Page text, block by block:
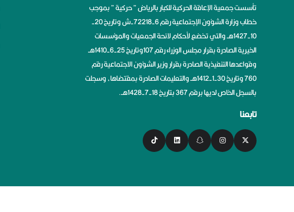
تأسست جمعية الإعاقة الحركية للكبار بالرياض ” حركية ” بموجب
خطاب وزارة الشؤون الإجتماعية رقم 6-72218-ش وتاريخ 20-
10-1427هــ والتي تخضع لأحكام لائحة الجمعيات والمؤسسات
الخيرية الصادرة بقرار مجلس الوزراء رقم 107وتاريخ 25-6-1410هــ
وقواعدها التنفيذية الصادرة بقرار وزير الشؤون الاجتماعية رقم
760 وتاريخ 30-1-1412هــ والتعليمات الصادرة بمقتضاها، وسجلت
بالسجل الخاص لديها برقم 367 بتاريخ 18-7-1428هــ.
تابعنا